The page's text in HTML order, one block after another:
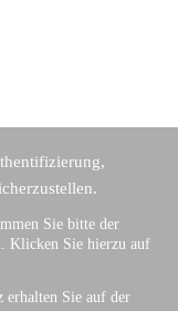
Sie bitte der
Klicken Sie hierzu auf
erhalten Sie auf der